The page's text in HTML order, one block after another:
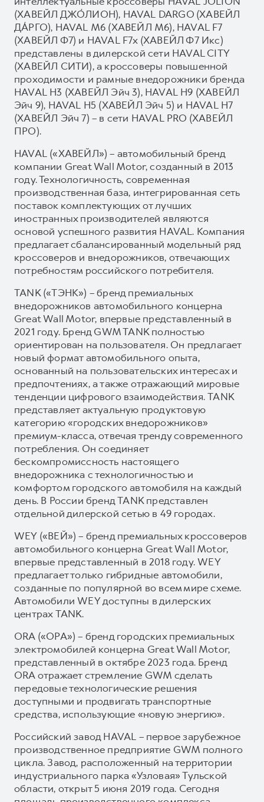
(ХАВЕЙЛ ДЖО́ЛИОН), HAVAL DARGO (ХАВЕЙЛ
ДА́РГО), HAVAL М6 (ХАВЕЙЛ M6), HAVAL F7
(ХАВЕЙЛ Ф7) и HAVAL F7x (ХАВЕЙЛ Ф7 Икс)
представлены в дилерской сети HAVAL CITY
(ХАВЕЙЛ СИТИ), а кроссоверы повышенной
проходимости и рамные внедорожники бренда
HAVAL H3 (ХАВЕЙЛ Эйч 3), HAVAL H9 (ХАВЕЙЛ
Эйч 9), HAVAL H5 (ХАВЕЙЛ Эйч 5) и HAVAL H7
(ХАВЕЙЛ Эйч 7) – в сети HAVAL PRO (ХАВЕЙЛ
ПРО).
HAVAL («ХАВЕЙЛ») – автомобильный бренд
компании Great Wall Motor, созданный в 2013
году. Технологичность, современная
производственная база, интегрированная сеть
поставок комплектующих от лучших
иностранных производителей являются
основой успешного развития HAVAL. Компания
предлагает сбалансированный модельный ряд
кроссоверов и внедорожников, отвечающих
потребностям российского потребителя.
TANK («ТЭНК») – бренд премиальных
внедорожников автомобильного концерна
Great Wall Motor, впервые представленный в
2021 году. Бренд GWM TANK полностью
ориентирован на пользователя. Он предлагает
новый формат автомобильного опыта,
основанный на пользовательских интересах и
предпочтениях, а также отражающий мировые
тенденции цифрового взаимодействия. TANK
представляет актуальную продуктовую
категорию «городских внедорожников»
премиум-класса, отвечая тренду современного
потребления. Он соединяет
бескомпромиссность настоящего
внедорожника с технологичностью и
комфортом городского автомобиля на каждый
день. В России бренд TANK представлен
отдельной дилерской сетью в 49 городах.
WEY («ВЕЙ») – бренд премиальных кроссоверов
автомобильного концерна Great Wall Motor,
впервые представленный в 2018 году. WEY
предлагает только гибридные автомобили,
созданные по популярной во всем мире схеме.
Автомобили WEY доступны в дилерских
центрах TANK.
ORA («ОРА») – бренд городских премиальных
электромобилей концерна Great Wall Motor,
представленный в октябре 2023 года. Бренд
ORA отражает стремление GWM сделать
передовые технологические решения
доступными и продвигать транспортные
средства, использующие «новую энергию».
Российский завод HAVAL – первое зарубежное
производственное предприятие GWM полного
цикла. Завод, расположенный на территории
индустриального парка «Узловая» Тульской
области, открыт 5 июня 2019 года. Сегодня